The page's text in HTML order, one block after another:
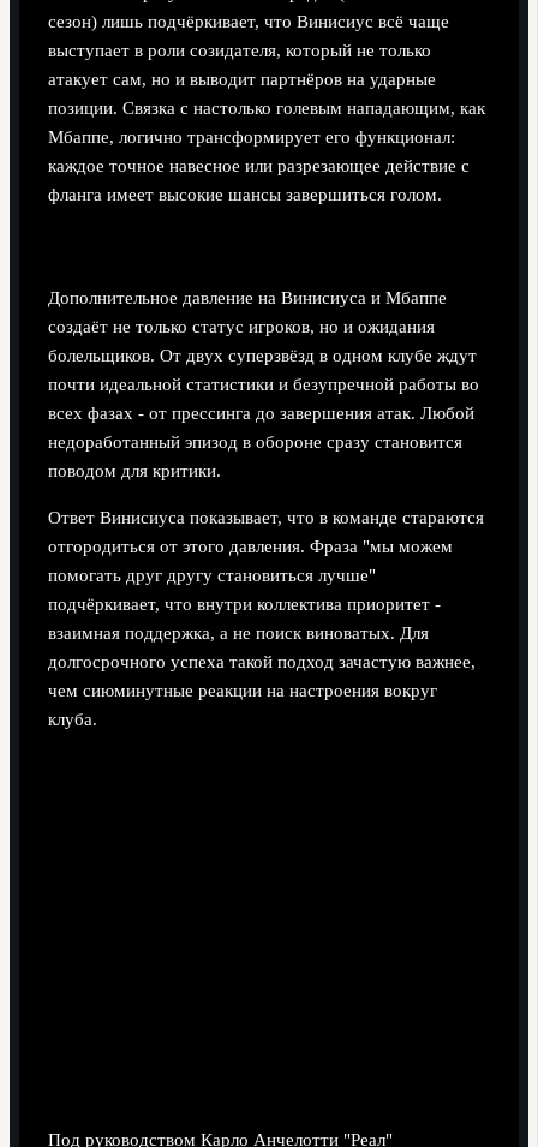
сезон) лишь подчёркивает, что Винисиус всё чаще
выступает в роли созидателя, который не только
атакует сам, но и выводит партнёров на ударные
позиции. Связка с настолько голевым нападающим, как
Мбаппе, логично трансформирует его функционал:
каждое точное навесное или разрезающее действие с
фланга имеет высокие шансы завершиться голом.
Дополнительное давление на Винисиуса и Мбаппе
создаёт не только статус игроков, но и ожидания
болельщиков. От двух суперзвёзд в одном клубе ждут
почти идеальной статистики и безупречной работы во
всех фазах - от прессинга до завершения атак. Любой
недоработанный эпизод в обороне сразу становится
поводом для критики.
Ответ Винисиуса показывает, что в команде стараются
отгородиться от этого давления. Фраза "мы можем
помогать друг другу становиться лучше"
подчёркивает, что внутри коллектива приоритет -
взаимная поддержка, а не поиск виноватых. Для
долгосрочного успеха такой подход зачастую важнее,
чем сиюминутные реакции на настроения вокруг
клуба.
Под руководством Карло Анчелотти "Реал"